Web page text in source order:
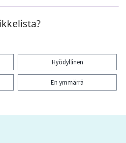
Hyödyllinen
En ymmärrä